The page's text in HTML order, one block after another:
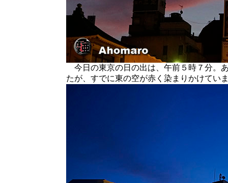
今日の東京の日の出は、午前５時７分。
たが、すでに東の空が赤く染まりかけてい